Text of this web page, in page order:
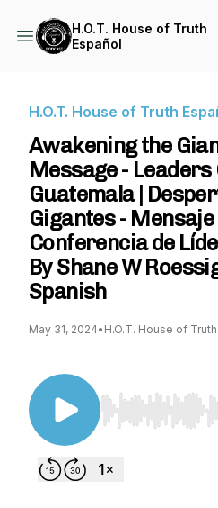
H.O.T. House of Truth
Español
H.O.T. House of Truth
Awakening the
Message -
Guatemala |
Gigantes -
Conferencia de
By Shane W
Spanish
May 31, 2024• H.O.T. House of Truth
Use Left/Right to